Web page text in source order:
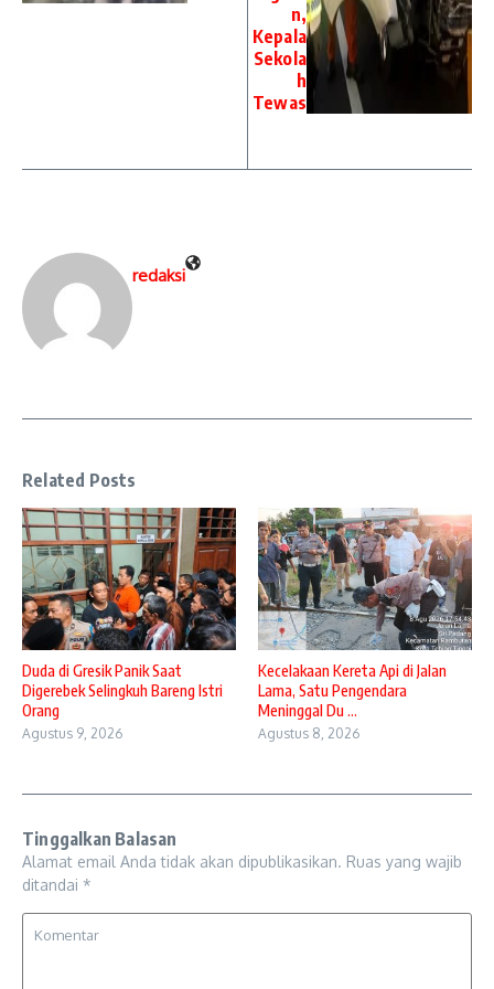
n,
Kepala
Sekola
h
Tewas
redaksi
Related Posts
Duda di Gresik Panik Saat
Digerebek Selingkuh Bareng Istri
Orang
Agustus 9, 2026
Kecelakaan Kereta Api di Jalan
Lama, Satu Pengendara
Meninggal Du ...
Agustus 8, 2026
Tinggalkan Balasan
Alamat email Anda tidak akan dipublikasikan. Ruas yang wajib
ditandai *